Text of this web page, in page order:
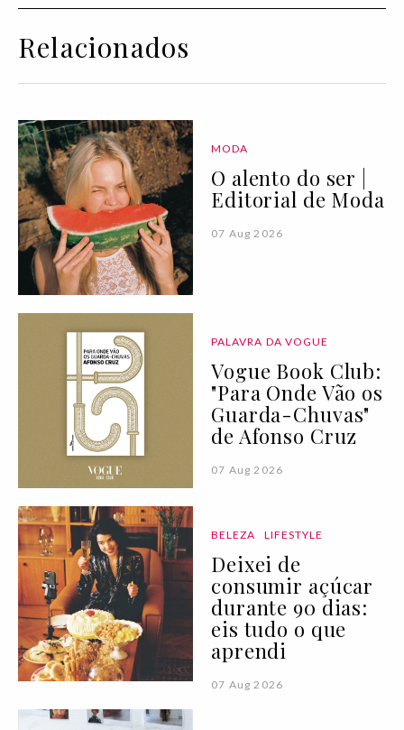
Relacionados
MODA
O alento do ser |
Editorial de Moda
07 Aug 2026
PALAVRA DA VOGUE
Vogue Book Club:
"Para Onde Vão os
Guarda-Chuvas"
de Afonso Cruz
07 Aug 2026
BELEZA LIFESTYLE
Deixei de
consumir açúcar
durante 90 dias:
eis tudo o que
aprendi
07 Aug 2026